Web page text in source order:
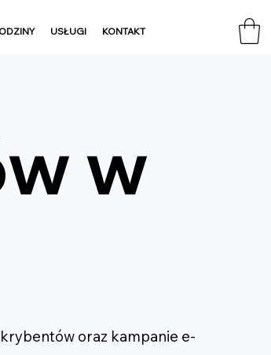
USŁUGI KONTAKT
w
oraz kampanie e-